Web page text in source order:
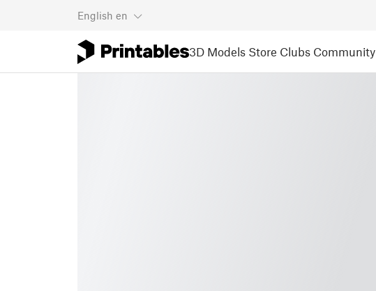
English en
3D Models Store Clubs Community